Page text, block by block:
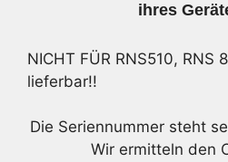
ihres
NICHT FÜR RNS510, RNS
lieferbar!!
Die Seriennummer steht
Wir ermitteln den